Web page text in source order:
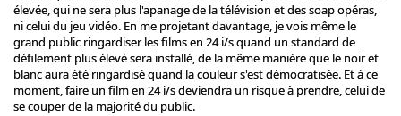
élevée, qui ne sera plus l'apanage de la télévision et des soap opéras,
ni celui du jeu vidéo. En me projetant davantage, je vois même le
grand public ringardiser les films en 24 i/s quand un standard de
défilement plus élevé sera installé, de la même manière que le noir et
blanc aura été ringardisé quand la couleur s'est démocratisée. Et à ce
moment, faire un film en 24 i/s deviendra un risque à prendre, celui de
se couper de la majorité du public.